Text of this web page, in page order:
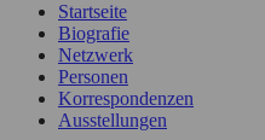
Startseite
Biografie
Netzwerk
Personen
Korrespondenzen
Ausstellungen